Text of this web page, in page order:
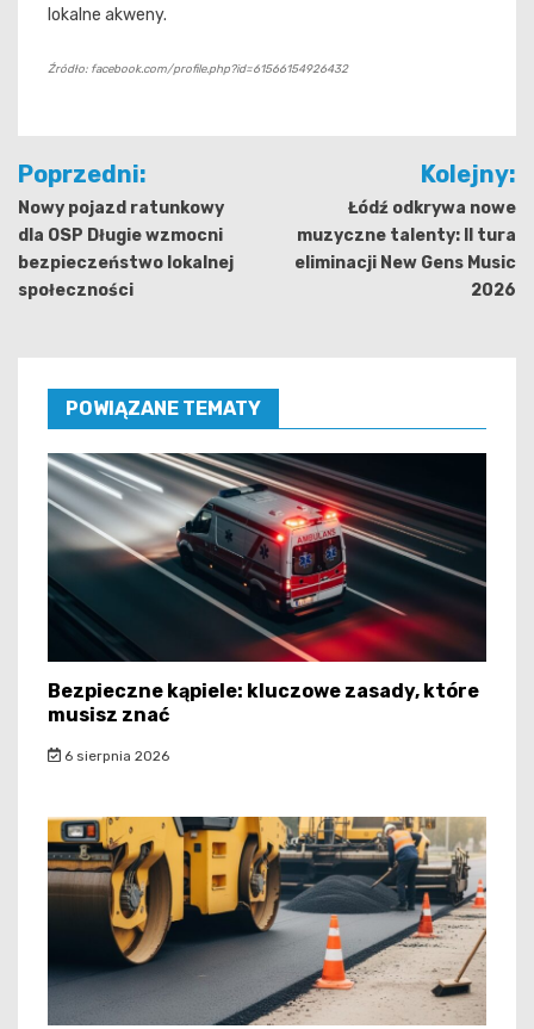
lokalne akweny.
Źródło: facebook.com/profile.php?id=61566154926432
Nawigacja
wpisu
Poprzedni:
Nowy pojazd ratunkowy
dla OSP Długie wzmocni
bezpieczeństwo lokalnej
społeczności
Kolejny:
Łódź odkrywa nowe
muzyczne talenty: II tura
eliminacji New Gens Music
2026
POWIĄZANE TEMATY
Bezpieczne kąpiele: kluczowe zasady, które
musisz znać
6 sierpnia 2026